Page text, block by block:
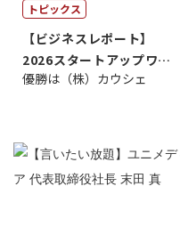
トピックス
【ビジネスレポート】
2026スタートアップワー
ルドカップ東京
優勝は（株）カウシェ